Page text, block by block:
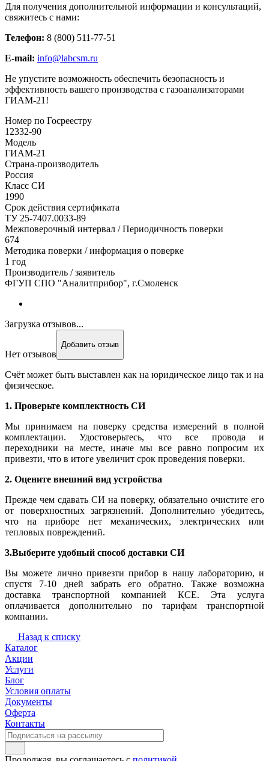
Для получения дополнительной информации и консультаций,
свяжитесь с нами:
Телефон: 8 (800) 511-77-51
E-mail: info@labcsm.ru
Не упустите возможность обеспечить безопасность и
эффективность вашего производства с газоанализаторами
ГИАМ-21!
Номер по Госреестру
12332-90
Модель
ГИАМ-21
Страна-производитель
Россия
Класс СИ
1990
Срок действия сертификата
ТУ 25-7407.0033-89
Межповерочный интервал / Периодичность поверки
674
Методика поверки / информация о поверке
1 год
Производитель / заявитель
ФГУП СПО "Аналитприбор", г.Смоленск
Загрузка отзывов...
Нет отзывов
Добавить отзыв
Счёт может быть выставлен как на юридическое лицо так и на
физическое.
1. Проверьте комплектность СИ
Мы принимаем на поверку средства измерений в полной
комплектации. Удостоверьтесь, что все провода и
переходники на месте, иначе мы все равно попросим их
привезти, что в итоге увеличит срок проведения поверки.
2. Оцените внешний вид устройства
Прежде чем сдавать СИ на поверку, обязательно очистите его
от поверхностных загрязнений. Дополнительно убедитесь,
что на приборе нет механических, электрических или
тепловых повреждений.
3.Выберите удобный способ доставки СИ
Вы можете лично привезти прибор в нашу лабораторию, и
спустя 7-10 дней забрать его обратно. Также возможна
доставка транспортной компанией КСЕ. Эта услуга
оплачивается дополнительно по тарифам транспортной
компании.
Назад к списку
Каталог
Акции
Услуги
Блог
Условия оплаты
Документы
Оферта
Контакты